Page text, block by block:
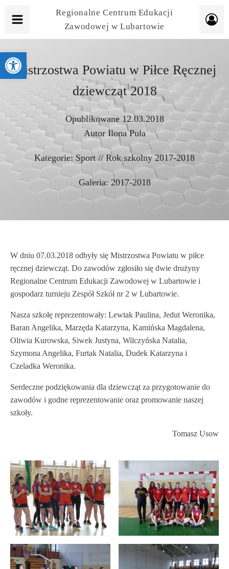
Regionalne Centrum Edukacji
Zawodowej w Lubartowie
Mistrzostwa Powiatu w Piłce Ręcznej
dziewcząt 2018
Opublikowane 12.03.2018
Autor Ilona Puła
Kategorie: Sport// Rok szkolny 2017-2018
Galeria: 2017-2018
W dniu 07.03.2018 odbyły się Mistrzostwa Powiatu w piłce
ręcznej dziewcząt. Do zawodów zgłosiło się dwie drużyny
Regionalne Centrum Edukacji Zawodowej w Lubartowie i
gospodarz turnieju Zespół Szkół nr 2 w Lubartowie.
Nasza szkołę reprezentowały: Lewtak Paulina, Jedut Weronika,
Baran Angelika, Marzęda Katarzyna, Kamińska Magdalena,
Oliwia Kurowska, Siwek Justyna, Wilczyńska Natalia,
Szymona Angelika, Furtak Natalia, Dudek Katarzyna i
Czeladka Weronika.
Serdeczne podziękowania dla dziewcząt za przygotowanie do
zawodów i godne reprezentowanie oraz promowanie naszej
szkoły.
Tomasz Usow
Otwórz pasek narzędzi